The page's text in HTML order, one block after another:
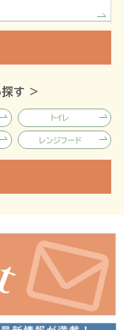
探す ＞
トイレ
レンジフード
フローリング
防水工事
フェンス・塀
駐車スペース
手すり